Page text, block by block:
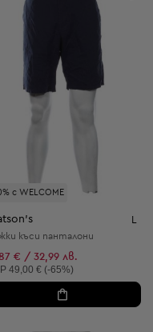
с WELCOME
L
къси панталони
€ / 32,99 лв.
цена:
49,00 € (-65%)